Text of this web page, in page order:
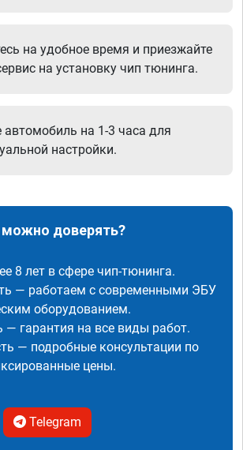
на удобное время и приезжайте
на установку чип тюнинга.
автомобиль на 1-3 часа для
настройки.
доверять?
8 лет в сфере чип-тюнинга.
— работаем с современными ЭБУ
оборудованием.
— гарантия на все виды работ.
— подробные консультации по
цены.
Telegram